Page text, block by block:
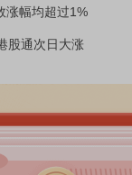
涨幅均超过1%
股通次日大涨